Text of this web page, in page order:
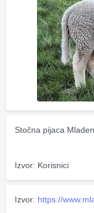
Stočna pijaca
Izvor: Korisnici
Izvor: https://